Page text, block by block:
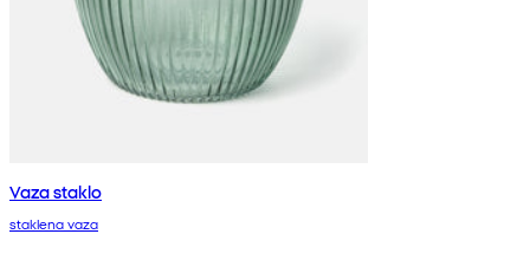
Vaza staklo
staklena vaza